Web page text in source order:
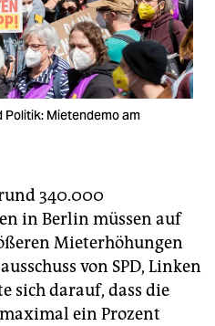
Mietendemo am
340.000
in Berlin müssen auf
Mieterhöhungen
von SPD, Linken
sich darauf, dass die
ein Prozent